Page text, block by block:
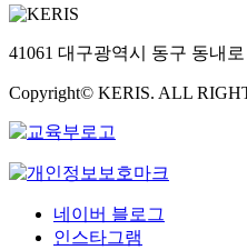
41061 대구광역시 동구 동내
Copyright© KERIS. ALL
네이버 블로그
인스타그램